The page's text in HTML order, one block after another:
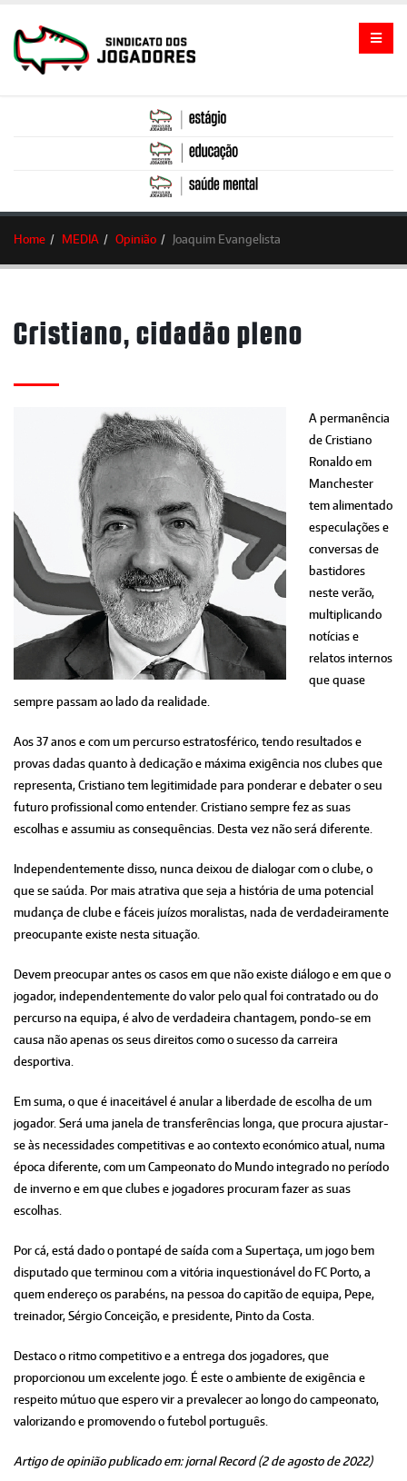
Home MEDIA Opinião Joaquim Evangelista
Cristiano, cidadão pleno
A permanência
de Cristiano
Ronaldo em
Manchester
tem alimentado
especulações e
conversas de
bastidores
neste verão,
multiplicando
notícias e
relatos internos
que quase
sempre passam ao lado da realidade.
Aos 37 anos e com um percurso estratosférico, tendo resultados e
provas dadas quanto à dedicação e máxima exigência nos clubes que
representa, Cristiano tem legitimidade para ponderar e debater o seu
futuro profissional como entender. Cristiano sempre fez as suas
escolhas e assumiu as consequências. Desta vez não será diferente.
Independentemente disso, nunca deixou de dialogar com o clube, o
que se saúda. Por mais atrativa que seja a história de uma potencial
mudança de clube e fáceis juízos moralistas, nada de verdadeiramente
preocupante existe nesta situação.
Devem preocupar antes os casos em que não existe diálogo e em que o
jogador, independentemente do valor pelo qual foi contratado ou do
percurso na equipa, é alvo de verdadeira chantagem, pondo-se em
causa não apenas os seus direitos como o sucesso da carreira
desportiva.
Em suma, o que é inaceitável é anular a liberdade de escolha de um
jogador. Será uma janela de transferências longa, que procura ajustar-
se às necessidades competitivas e ao contexto económico atual, numa
época diferente, com um Campeonato do Mundo integrado no período
de inverno e em que clubes e jogadores procuram fazer as suas
escolhas.
Por cá, está dado o pontapé de saída com a Supertaça, um jogo bem
disputado que terminou com a vitória inquestionável do FC Porto, a
quem endereço os parabéns, na pessoa do capitão de equipa, Pepe,
treinador, Sérgio Conceição, e presidente, Pinto da Costa.
Destaco o ritmo competitivo e a entrega dos jogadores, que
proporcionou um excelente jogo. É este o ambiente de exigência e
respeito mútuo que espero vir a prevalecer ao longo do campeonato,
valorizando e promovendo o futebol português.
Artigo de opinião publicado em: jornal Record (2 de agosto de 2022)